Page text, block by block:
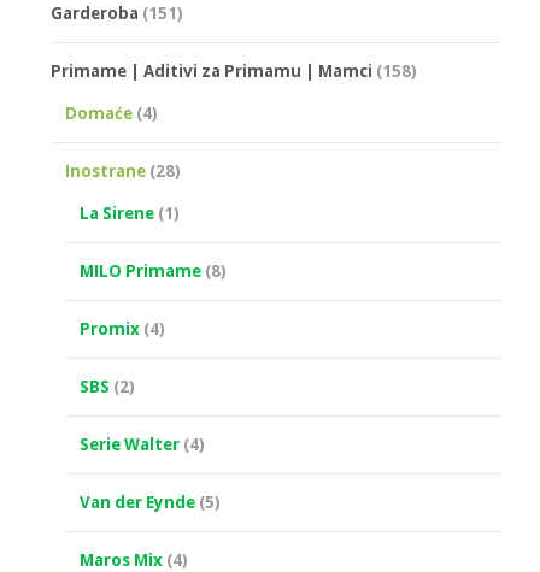
Garderoba (151)
Primame | Aditivi za Primamu | Mamci (158)
Domaće (4)
Inostrane (28)
La Sirene (1)
MILO Primame (8)
Promix (4)
SBS (2)
Serie Walter (4)
Van der Eynde (5)
Maros Mix (4)